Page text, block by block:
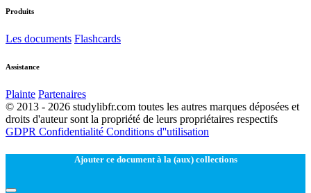
Produits
Les documents Flashcards
Assistance
Plainte Partenaires
© 2013 - 2026 studylibfr.com toutes les autres marques déposées et
droits d'auteur sont la propriété de leurs propriétaires respectifs
GDPR Confidentialité Conditions d''utilisation
Ajouter ce document à la (aux) collections